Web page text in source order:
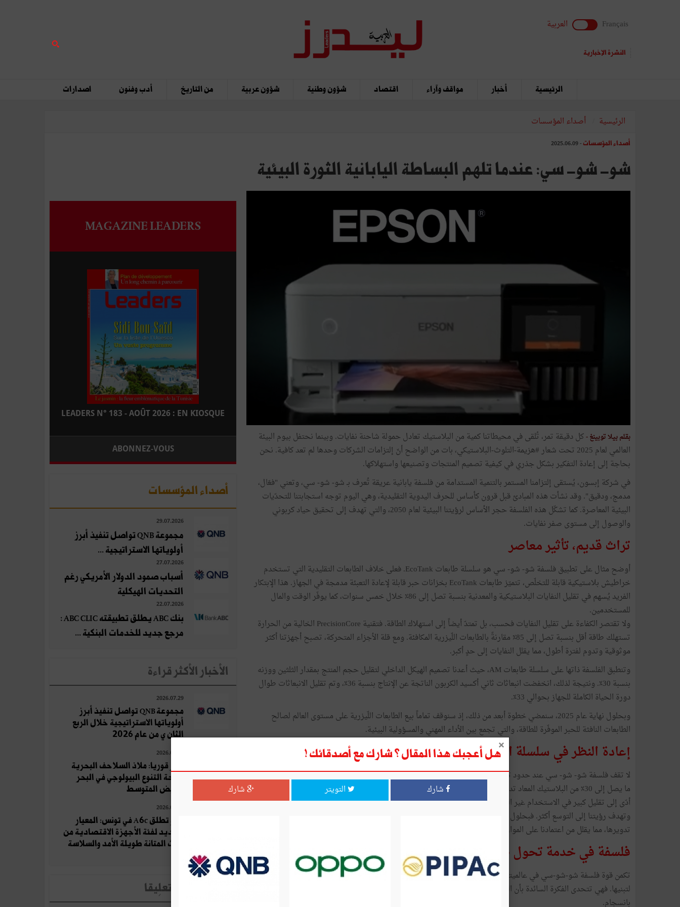
Français العربية
النشرة الإخبارية
الرئيسية أخبار مواقف وآراء اقتصاد شؤون وطنية شؤون عربية من التاريخ أدب وفنون اصدارات
الرئيسية أصداء المؤسسات
أصداء المؤسسات - 2025.06.09
شو- شو- سي: عندما تلهم البساطة اليابانية الثورة البيئية
بقلم بيلا توبينغ -كل دقيقة تمر، تُلقى في محيطاتنا كمية من البلاستيك تعادل حمولة شاحنة نفايات. وبينما نحتفل بيوم البيئة
العالمي لعام 2025 تحت شعار #هزيمة-التلوث-البلاستيكي، بات من الواضح أنّ إلتزامات الشركات وحدها لم تعد كافية. نحن
بحاجة إلى إعادة التفكير بشكل جذري في كيفية تصميم المنتجات وتصنيعها واستهلاكها.
في شركة إبسون، يُستقى إلتزامنا المستمر بالتنمية المستدامة من فلسفة يابانية عريقة تُعرف بـ شو- شو- سي، وتعني "فعّال،
مدمج، ودقيق". وقد نشأت هذه المبادئ قبل قرون كأساس للحرف اليدوية التقليدية، وهي اليوم توجه استجابتنا للتحدّيات
البيئية المعاصرة. كما تشكّل هذه الفلسفة حجر الأساس لرؤيتنا البيئية لعام 2050، والتي تهدف إلى تحقيق حياد كربوني
والوصول إلى مستوى صفر نفايات.
تراث قديم، تأثير معاصر
أوضح مثال على تطبيق فلسفة شو- شو- سي هو سلسلة طابعات EcoTank. فعلى خلاف الطابعات التقليدية التي تستخدم
خراطيش بلاستيكية قابلة للتخلّص، تتميّز طابعات EcoTank بخزانات حبر قابلة لإعادة التعبئة مدمجة في الجهاز. هذا الإبتكار
الفريد يُسهم في تقليل النفايات البلاستيكية والمعدنية بنسبة تصل إلى 86٪ خلال خمس سنوات، كما يوفّر الوقت والمال
للمستخدمين.
ولا تقتصر الكفاءة على تقليل النفايات فحسب، بل تمتدّ أيضاً إلى استهلاك الطاقة. فتقنية PrecisionCore الخالية من الحرارة
تستهلك طاقة أقل بنسبة تصل إلى 85٪ مقارنةً بالطابعات اللّيزرية المكافئة. ومع قلة الأجزاء المتحركة، تصبح أجهزتنا أكثر
موثوقية وتدوم لفترة أطول، مما يقلل النفايات إلى حدٍ أكبر.
وتنطبق الفلسفة ذاتها على سلسلة طابعات AM، حيث أعدنا تصميم الهيكل الداخلي لتقليل حجم المنتج بمقدار الثلثين ووزنه
بنسبة 30٪. ونتيجة لذلك، انخفضت انبعاثات ثاني أكسيد الكربون الناتجة عن الإنتاج بنسبة 36٪، وتم تقليل الانبعاثات طوال
دورة الحياة الكاملة للجهاز بحوالي 33٪.
وبحلول نهاية عام 2025، سنمضي خطوة أبعد من ذلك، إذ سنوقف تماماً بيع الطابعات اللّيزرية على مستوى العالم لصالح
الطابعات النافثة للحبر الموفّرة للطاقة، والتي تجمع بين الأداء المهني والمسؤولية البيئية.
إعادة النظر في سلسلة التوريد بأكملها
لا تقف فلسفة شو- شو- سي عند حدود تصميم المنتج، بل تمتد إلى أساليب التوريد والتغليف والتصنيع. فنحن نستخدم اليوم
ما يصل إلى 30٪ من البلاستيك المعاد تدويره في هياكل طابعاتنا، كما استبدلنا العبوات المصنوعة من الفوم ببدائل ورقية، مما
أدّى إلى تقليل كبير في الاستخدام غير الضروري للبلاستيك.
تدويرها، مما يقلل من اعتمادنا على الموارد الخام، ويضعنا في قلب مبادئ الاقتصاد الدائري.
فلسفة في خدمة تحول صناعي
تكمن قوة فلسفة شو-شو-سي في عالميتها. فرغم جذورها الثقافية اليابانية، فإن مبادئها تصلح لتوجيه أي صناعة مستعدة
لتبنيها. فهي تتحدى الفكرة السائدة بأن الشركات يجب أن تختار بين الأداء والاستدامة، وتُظهر أن الاثنين يمكن أن يترافقا
بانسجام.
MAGAZINE LEADERS
LEADERS N° 183 - AOÛT 2026 : EN KIOSQUE
ABONNEZ-VOUS
أصداء المؤسسات
29.07.2026
مجموعة QNB تواصل تنفيذ أبرز
أولوياتها الاستراتيجية ...
27.07.2026
أسباب صمود الدولار الأمريكي رغم
التحديات الهيكلية
22.07.2026
بنك ABC يطلق تطبيقته ABC CLIC :
مرجع جديد للخدمات البنكية ...
الأخبار الأكثر قراءة
2026.07.29
مجموعة QNB تواصل تنفيذ أبرز
أولوياتها الاستراتيجية خلال الربع
الثان ي من عام 2026
2026.07.17
جزر قوريا: ملاذ السلاحف البحرية
وواحة التنوع البيولوجي في البحر
الأبيض المتوسط
2026.08.04
أوبو تطلق A6c في تونس: المعيار
الجديد لفئة الأجهزة الاقتصادية من
حيث المتانة طويلة الأمد والسلاسة
الأخبار الأكثر تعلِيقا
هل أعجبك هذا المقال ؟ شارك مع أصدقائك !
شارك التويتر شارك